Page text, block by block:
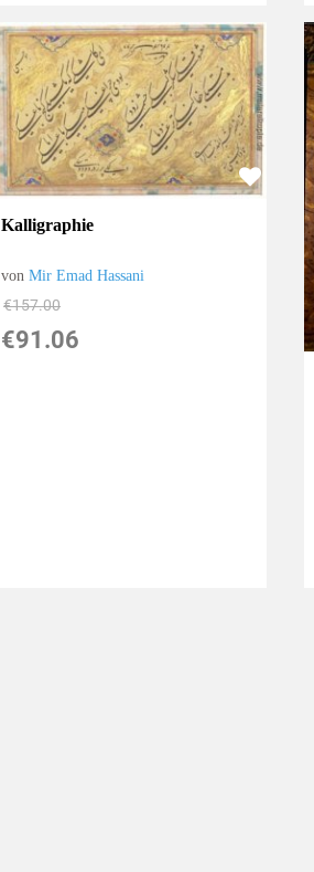
Kalligraphie
vonMir Emad Hassani
€157.00
€91.06